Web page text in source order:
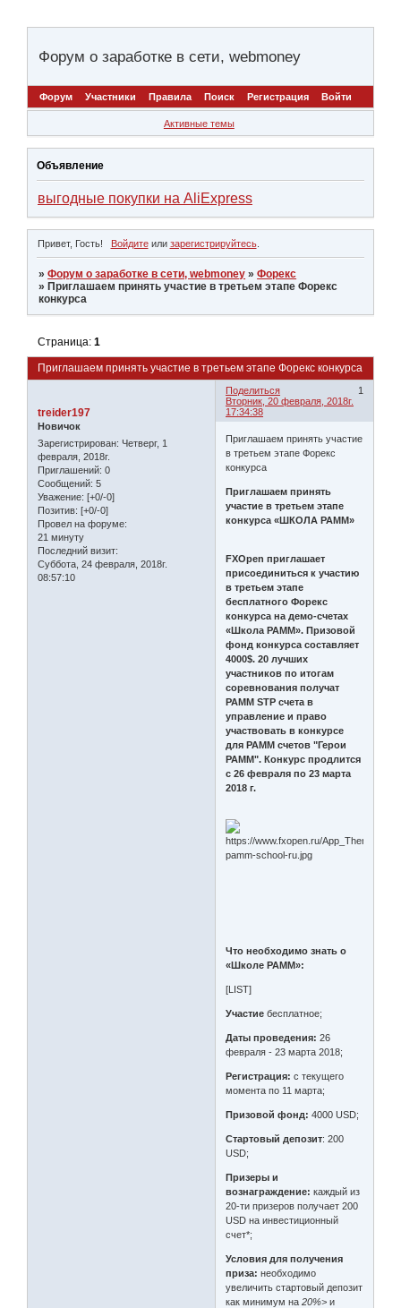
Форум о заработке в сети, webmoney
Форум Участники Правила Поиск Регистрация Войти
Активные темы
Объявление
выгодные покупки на AliExpress
Привет, Гость! Войдитеили зарегистрируйтесь.
»Форум о заработке в сети, webmoney »Форекс
» Приглашаем принять участие в третьем этапе Форекс
конкурса
Приглашаем принять участие в третьем этапе Форекс конкурса
Страница:1
Поделиться
1
Вторник, 20 февраля, 2018г.
17:34:38
treider197
Новичок
Зарегистрирован: Четверг, 1
февраля, 2018г.
Приглашений: 0
Сообщений: 5
Уважение: [+0/-0]
Позитив: [+0/-0]
Провел на форуме:
21 минуту
Последний визит:
Суббота, 24 февраля, 2018г.
08:57:10
Приглашаем принять участие
в третьем этапе Форекс
конкурса
Приглашаем принять
участие в третьем этапе
конкурса «ШКОЛА PAMM»
FXOpen приглашает
присоединиться к участию
в третьем этапе
бесплатного Форекс
конкурса на демо-счетах
«Школа PAMM». Призовой
фонд конкурса составляет
4000$. 20 лучших
участников по итогам
соревнования получат
PAMM STP счета в
управление и право
участвовать в конкурсе
для PAMM счетов "Герои
PAMM". Конкурс продлится
с 26 февраля по 23 марта
2018 г.
Что необходимо знать о
«Школе PAMM»:
[LIST]
Участие бесплатное;
Даты проведения: 26
февраля - 23 марта 2018;
Регистрация: с текущего
момента по 11 марта;
Призовой фонд: 4000 USD;
Стартовый депозит: 200
USD;
Призеры и
вознаграждение: каждый из
20-ти призеров получает 200
USD на инвестиционный
счет*;
Условия для получения
приза: необходимо
увеличить стартовый депозит
как минимум на20%>и